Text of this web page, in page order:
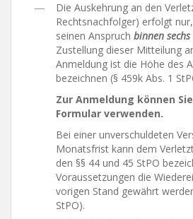
―
Die Auskehrung an den
Rechtsnachfolger) erfolgt
seinen Anspruch binnen
Zustellung dieser Mitteilung
Anmeldung ist die Höhe des
bezeichnen (§ 459k Abs. 1
Zur Anmeldung können
Formular verwenden.
Bei einer unverschuldeten
Monatsfrist kann dem
den §§ 44 und 45 StPO
Voraussetzungen die
vorigen Stand gewährt
StPO).